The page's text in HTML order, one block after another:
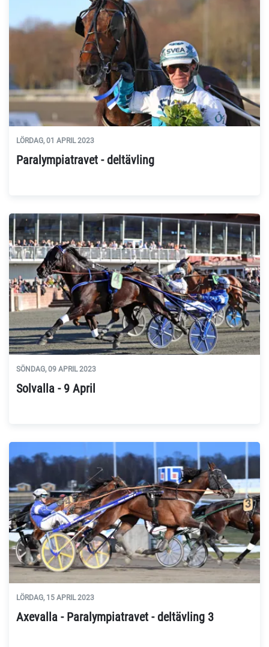
LÖRDAG, 01 APRIL 2023
Paralympiatravet - deltävling
SÖNDAG, 09 APRIL 2023
Solvalla - 9 April
LÖRDAG, 15 APRIL 2023
Axevalla - Paralympiatravet - deltävling 3